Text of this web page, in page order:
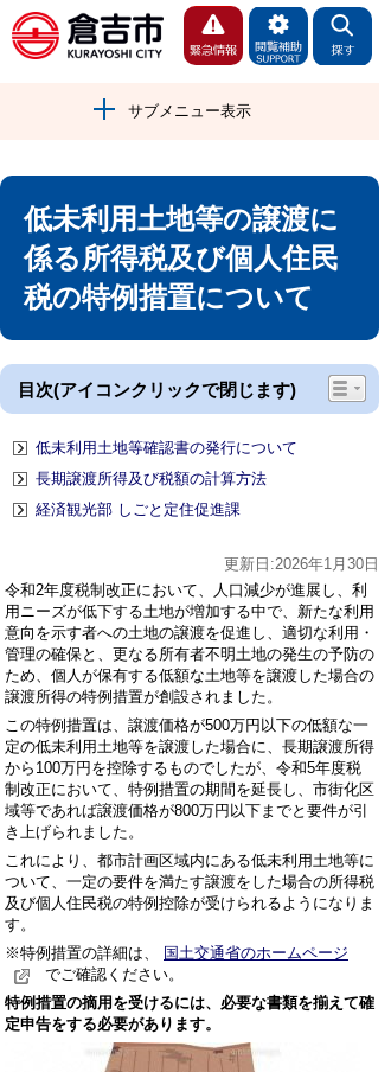
サブメニュー表示
低未利用土地等の譲渡に
係る所得税及び個人住民
税の特例措置について
目次(アイコンクリックで閉じます)
低未利用土地等確認書の発行について
長期譲渡所得及び税額の計算方法
経済観光部 しごと定住促進課
更新日:2026年1月30日
令和2年度税制改正において、人口減少が進展し、利
用ニーズが低下する土地が増加する中で、新たな利用
意向を示す者への土地の譲渡を促進し、適切な利用・
管理の確保と、更なる所有者不明土地の発生の予防の
ため、個人が保有する低額な土地等を譲渡した場合の
譲渡所得の特例措置が創設されました。
この特例措置は、譲渡価格が500万円以下の低額な一
定の低未利用土地等を譲渡した場合に、長期譲渡所得
から100万円を控除するものでしたが、令和5年度税
制改正において、特例措置の期間を延長し、市街化区
域等であれば譲渡価格が800万円以下までと要件が引
き上げられました。
これにより、都市計画区域内にある低未利用土地等に
ついて、一定の要件を満たす譲渡をした場合の所得税
及び個人住民税の特例控除が受けられるようになりま
す。
※特例措置の詳細は、
国土交通省のホームページ
でご確認ください。
特例措置の摘用を受けるには、必要な書類を揃えて確
定申告をする必要があります。